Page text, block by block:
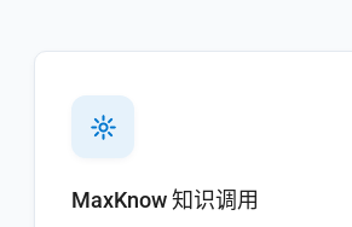
MaxKnow 知识调用